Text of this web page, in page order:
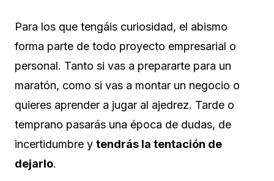
Para los que tengáis curiosidad, el abismo
forma parte de todo proyecto empresarial o
personal. Tanto si vas a prepararte para un
maratón, como si vas a montar un negocio o
quieres aprender a jugar al ajedrez. Tarde o
temprano pasarás una época de dudas, de
incertidumbre y tendrás la tentación de
dejarlo.